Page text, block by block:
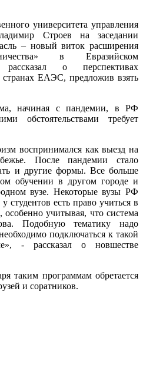
университета управления
Строев на заседании
– новый виток расширения
в Евразийском
о перспективах
странах ЕАЭС, предложив взять
начиная с пандемии, в РФ
обстоятельствами требует
воспринимался как выезд на
После пандемии стало
и другие формы. Все больше
обучении в другом городе и
вузе. Некоторые вузы РФ
есть право учиться в
особенно учитывая, что система
Подобную тематику надо
подключаться к такой
- рассказал о новшестве
таким программам обретается
и соратников.